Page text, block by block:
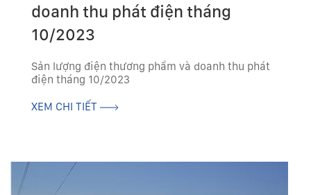
doanh thu phát điện tháng
10/2023
Sản lượng điện thương phẩm và doanh thu phát
điện tháng 10/2023
XEM CHI TIẾT